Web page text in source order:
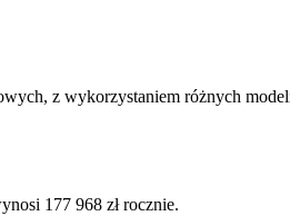
z wykorzystaniem różnych
177 968 zł rocznie.